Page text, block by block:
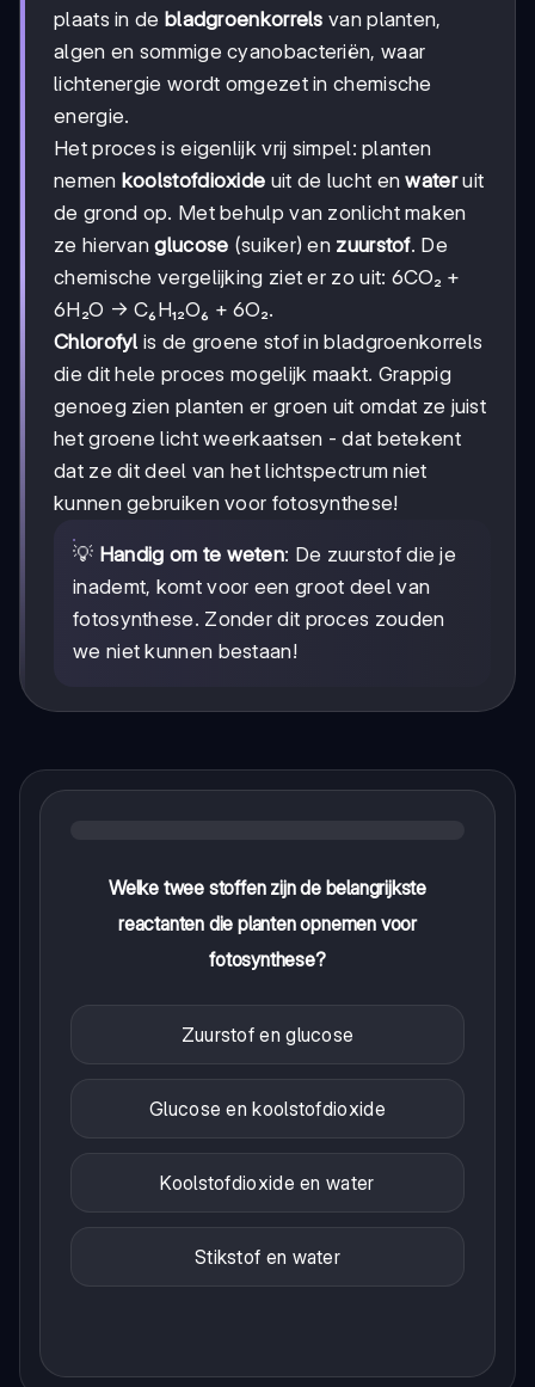
plaats in de bladgroenkorrels van planten,
algen en sommige cyanobacteriën, waar
lichtenergie wordt omgezet in chemische
energie.
Het proces is eigenlijk vrij simpel: planten
nemen koolstofdioxide uit de lucht enwateruit
de grond op. Met behulp van zonlicht maken
ze hiervanglucose (suiker) en zuurstof. De
chemische vergelijking ziet er zo uit: 6CO₂ +
6H₂O → C₆H₁₂O₆ + 6O₂.
Chlorofyl is de groene stof in bladgroenkorrels
die dit hele proces mogelijk maakt. Grappig
genoeg zien planten er groen uit omdat ze juist
het groene licht weerkaatsen - dat betekent
dat ze dit deel van het lichtspectrum niet
kunnen gebruiken voor fotosynthese!
💡 Handig om te weten: De zuurstof die je
inademt, komt voor een groot deel van
fotosynthese. Zonder dit proces zouden
we niet kunnen bestaan!
Welke twee stoffen zijn de belangrijkste
reactanten die planten opnemen voor
fotosynthese?
Zuurstof en glucose
Glucose en koolstofdioxide
Koolstofdioxide en water
Stikstof en water